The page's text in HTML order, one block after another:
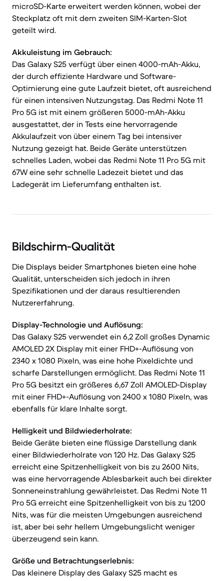
microSD-Karte erweitert werden können, wobei der
Steckplatz oft mit dem zweiten SIM-Karten-Slot
geteilt wird.
Akkuleistung im Gebrauch:
Das Galaxy S25 verfügt über einen 4000-mAh-Akku,
der durch effiziente Hardware und Software-
Optimierung eine gute Laufzeit bietet, oft ausreichend
für einen intensiven Nutzungstag. Das Redmi Note 11
Pro 5G ist mit einem größeren 5000-mAh-Akku
ausgestattet, der in Tests eine hervorragende
Akkulaufzeit von über einem Tag bei intensiver
Nutzung gezeigt hat. Beide Geräte unterstützen
schnelles Laden, wobei das Redmi Note 11 Pro 5G mit
67W eine sehr schnelle Ladezeit bietet und das
Ladegerät im Lieferumfang enthalten ist.
Bildschirm-Qualität
Die Displays beider Smartphones bieten eine hohe
Qualität, unterscheiden sich jedoch in ihren
Spezifikationen und der daraus resultierenden
Nutzererfahrung.
Display-Technologie und Auflösung:
Das Galaxy S25 verwendet ein 6,2 Zoll großes Dynamic
AMOLED 2X Display mit einer FHD+-Auflösung von
2340 x 1080 Pixeln, was eine hohe Pixeldichte und
scharfe Darstellungen ermöglicht. Das Redmi Note 11
Pro 5G besitzt ein größeres 6,67 Zoll AMOLED-Display
mit einer FHD+-Auflösung von 2400 x 1080 Pixeln, was
ebenfalls für klare Inhalte sorgt.
Helligkeit und Bildwiederholrate:
Beide Geräte bieten eine flüssige Darstellung dank
einer Bildwiederholrate von 120 Hz. Das Galaxy S25
erreicht eine Spitzenhelligkeit von bis zu 2600 Nits,
was eine hervorragende Ablesbarkeit auch bei direkter
Sonneneinstrahlung gewährleistet. Das Redmi Note 11
Pro 5G erreicht eine Spitzenhelligkeit von bis zu 1200
Nits, was für die meisten Umgebungen ausreichend
ist, aber bei sehr hellem Umgebungslicht weniger
überzeugend sein kann.
Größe und Betrachtungserlebnis:
Das kleinere Display des Galaxy S25 macht es